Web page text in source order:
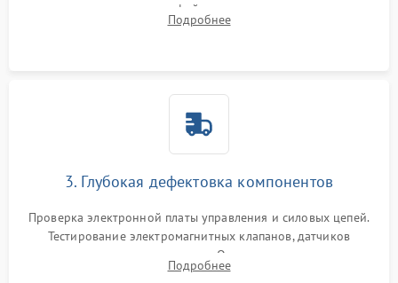
внутренних узлов от кофейных масел, жмыха и накипи.
Промывка дренажных каналов и фильтров с использованием
Подробнее
3. Глубокая дефектовка компонентов
Проверка электронной платы управления и силовых цепей.
Тестирование электромагнитных клапанов, датчиков
температуры и расходомера. Оценка степени износа
жерновов кофемолки, уплотнительных колец гидросистемы
Подробнее